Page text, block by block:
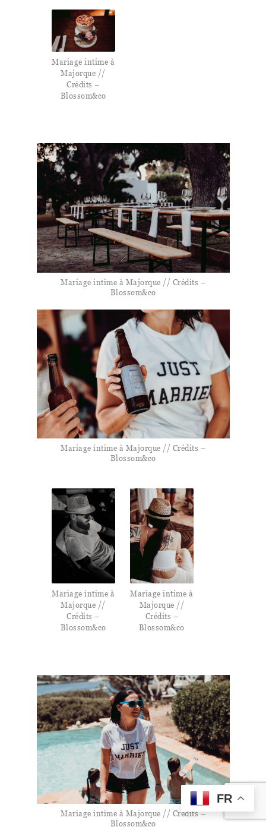
Mariage intime à
Majorque //
Crédits –
Blossom&co
Mariage intime à Majorque // Crédits –
Blossom&co
Mariage intime à Majorque // Crédits –
Blossom&co
Mariage intime à
Majorque //
Crédits –
Blossom&co
Mariage intime à
Majorque //
Crédits –
Blossom&co
Mariage intime à Majorque // Crédits –
Blossom&co
FR